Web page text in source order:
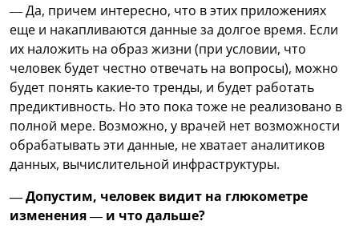
— Да, причем интересно, что в этих приложениях
еще и накапливаются данные за долгое время. Если
их наложить на образ жизни (при условии, что
человек будет честно отвечать на вопросы), можно
будет понять какие-то тренды, и будет работать
предиктивность. Но это пока тоже не реализовано в
полной мере. Возможно, у врачей нет возможности
обрабатывать эти данные, не хватает аналитиков
данных, вычислительной инфраструктуры.
— Допустим, человек видит на глюкометре
изменения — и что дальше?